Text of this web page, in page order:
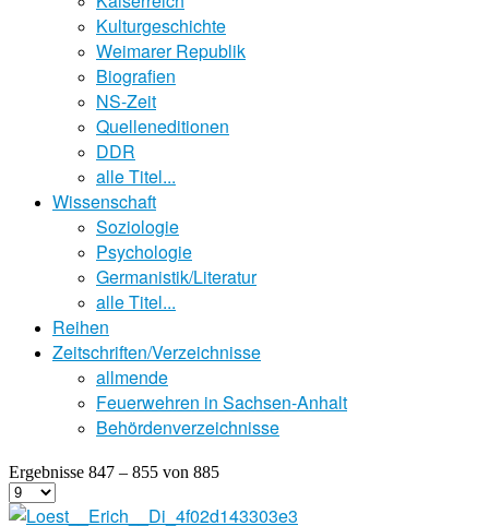
Kulturgeschichte
Weimarer Republik
Biografien
NS-Zeit
Quelleneditionen
DDR
alle Titel...
Wissenschaft
Soziologie
Psychologie
Germanistik/Literatur
alle Titel...
Reihen
Zeitschriften/Verzeichnisse
allmende
Feuerwehren in Sachsen-Anhalt
Behördenverzeichnisse
Ergebnisse 847 – 855 von 885